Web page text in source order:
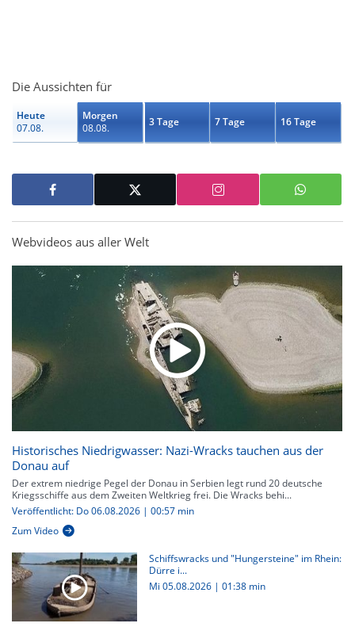
Die Aussichten für
Heute
07.08.
Morgen
08.08.
3 Tage 7 Tage 16 Tage
Webvideos aus aller Welt
Historisches Niedrigwasser: Nazi-Wracks tauchen aus der
Donau auf
Der extrem niedrige Pegel der Donau in Serbien legt rund 20 deutsche
Kriegsschiffe aus dem Zweiten Weltkrieg frei. Die Wracks behi...
Veröffentlicht: Do 06.08.2026 | 00:57 min
Zum Video
Schiffswracks und "Hungersteine" im Rhein:
Dürre i...
Mi 05.08.2026 | 01:38 min